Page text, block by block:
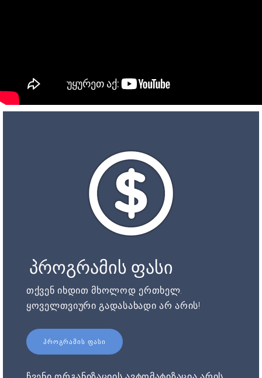
პროგრამის ფასი
თქვენ იხდით მხოლოდ ერთხელ.
ყოველთვიური გადასახადი არ არის!
ᲞᲠᲝᲒᲠᲐᲛᲘᲡ ᲤᲐᲡᲘ